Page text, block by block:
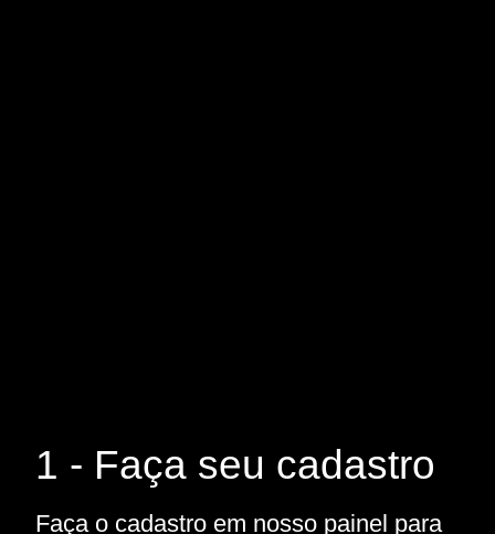
1 - Faça seu cadastro
Faça o cadastro em nosso painel para